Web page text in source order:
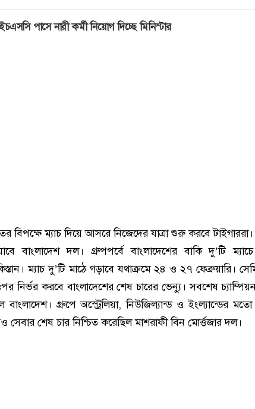
পাসে নারী কর্মী নিয়োগ দিচ্ছে মিনিস্টার
বিপক্ষে ম্যাচ দিয়ে আসরে নিজেদের যাত্রা শুরু করবে
বাংলাদেশ দল। গ্রুপপর্বে বাংলাদেশের বাকি দু’টি
ম্যাচ দু’টি মাঠে গড়াবে যথাক্রমে ২৪ ও ২৭ ফেব্রুয়ারি।
নির্ভর করবে বাংলাদেশের শেষ চারের ভেন্যু। সবশেষ
বাংলাদেশ। গ্রুপে অস্ট্রেলিয়া, নিউজিল্যান্ড ও ইংল্যান্ডের মতো
সেবার শেষ চার নিশ্চিত করেছিল মাশরাফী বিন মোর্ত্তজার দল।